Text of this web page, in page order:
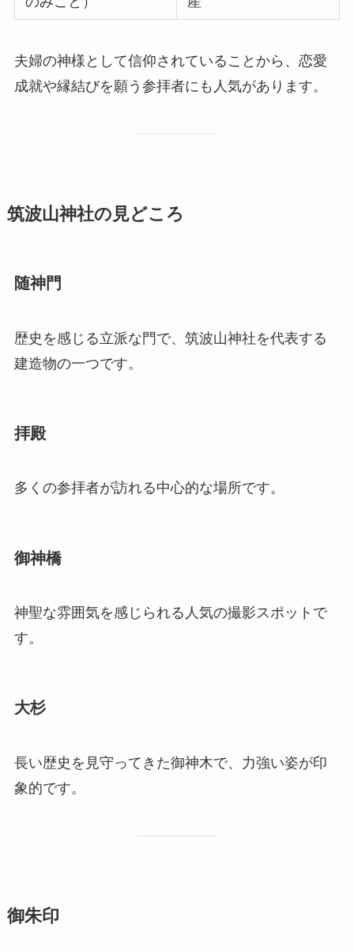
夫婦の神様として信仰されていることから、恋愛
成就や縁結びを願う参拝者にも人気があります。
筑波山神社の見どころ
随神門
歴史を感じる立派な門で、筑波山神社を代表する
建造物の一つです。
拝殿
多くの参拝者が訪れる中心的な場所です。
御神橋
神聖な雰囲気を感じられる人気の撮影スポットで
す。
大杉
長い歴史を見守ってきた御神木で、力強い姿が印
象的です。
御朱印